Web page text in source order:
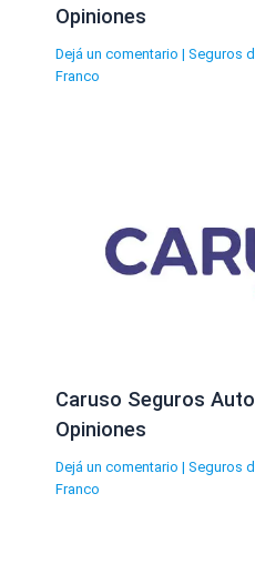
Opiniones
Dejá un comentario | Seguros
Franco
Caruso Seguros
Opiniones
Dejá un comentario | Seguros
Franco